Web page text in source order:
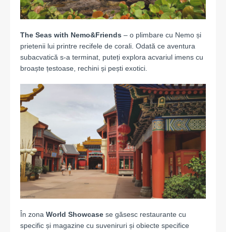
The Seas with Nemo&Friends – o plimbare cu Nemo și
prietenii lui printre recifele de corali. Odată ce aventura
subacvatică s-a terminat, puteți explora acvariul imens cu
broaște țestoase, rechini și pești exotici.
În zona World Showcase se găsesc restaurante cu
specific și magazine cu suveniruri și obiecte specifice